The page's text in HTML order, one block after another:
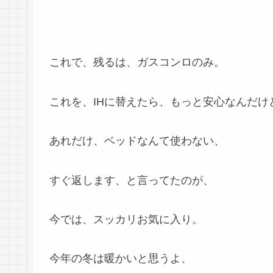
これで、残るは、ガスコンロのみ。
これを、IHに替えたら、もっと安心なんだけ
あれだけ、ベッドなんて使わない、
すぐ返します、と言ってたのが、
今では、スッカリお気に入り。
今年の冬は暖かいと思うよ、